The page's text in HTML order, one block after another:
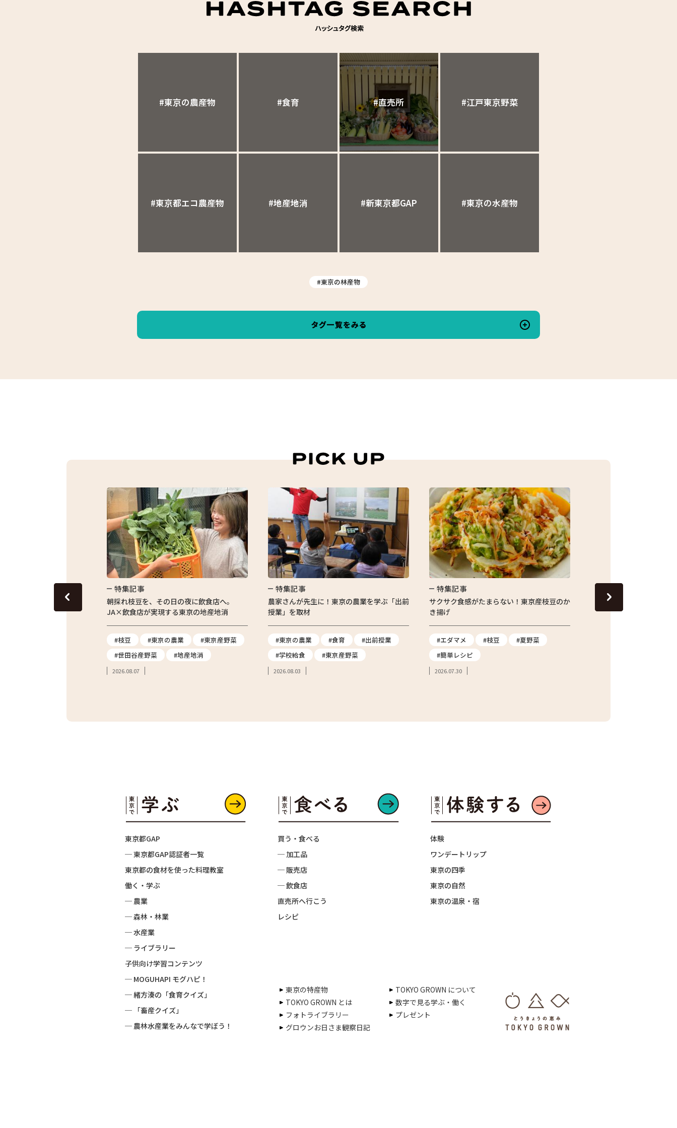
#東京の農産物 #食育 #直売所 #江戸東京野菜
#東京都エコ農産物 #地産地消 #新東京都GAP #東京の水産物
#東京の林産物
の田んぼ。青梅・東京繁
特集記事
朝採れ枝豆を、その日の夜に飲食店へ。
JA×飲食店が実現する東京の地産地消
#枝豆 #東京の農業
#東京産野菜
#世田谷産野菜
#地産地消
2026.08.07
特集記事
農家さんが先生に！東京の農業を学ぶ「出前
授業」を取材
#東京の農業 #食育
#出前授業
#学校給食
#東京産野菜
2026.08.03
特集記事
サクサク食感がたまらない！東京産枝豆のか
き揚げ
#エダマメ #枝豆
#夏野菜
#簡単レシピ
2026.07.30
じゅわっと旬の味わい！
ナスの焼きびたし
東京都GAP
─ 東京都GAP認証者一覧
東京都の食材を使った料理教室
働く・学ぶ
─ 農業
─ 森林・林業
─ 水産業
─ ライブラリー
子供向け学習コンテンツ
─ MOGUHAPI モグハピ！
─ 緒方湊の「食育クイズ」
─ 「畜産クイズ」
─ 農林水産業をみんなで学ぼう！
買う・食べる
─ 加工品
─ 販売店
─ 飲食店
直売所へ行こう
レシピ
体験
ワンデートリップ
東京の四季
東京の自然
東京の温泉・宿
東京の特産物
TOKYO GROWN について
TOKYO GROWN とは
数字で見る学ぶ・働く
フォトライブラリー
プレゼント
グロウンお日さま観察日記